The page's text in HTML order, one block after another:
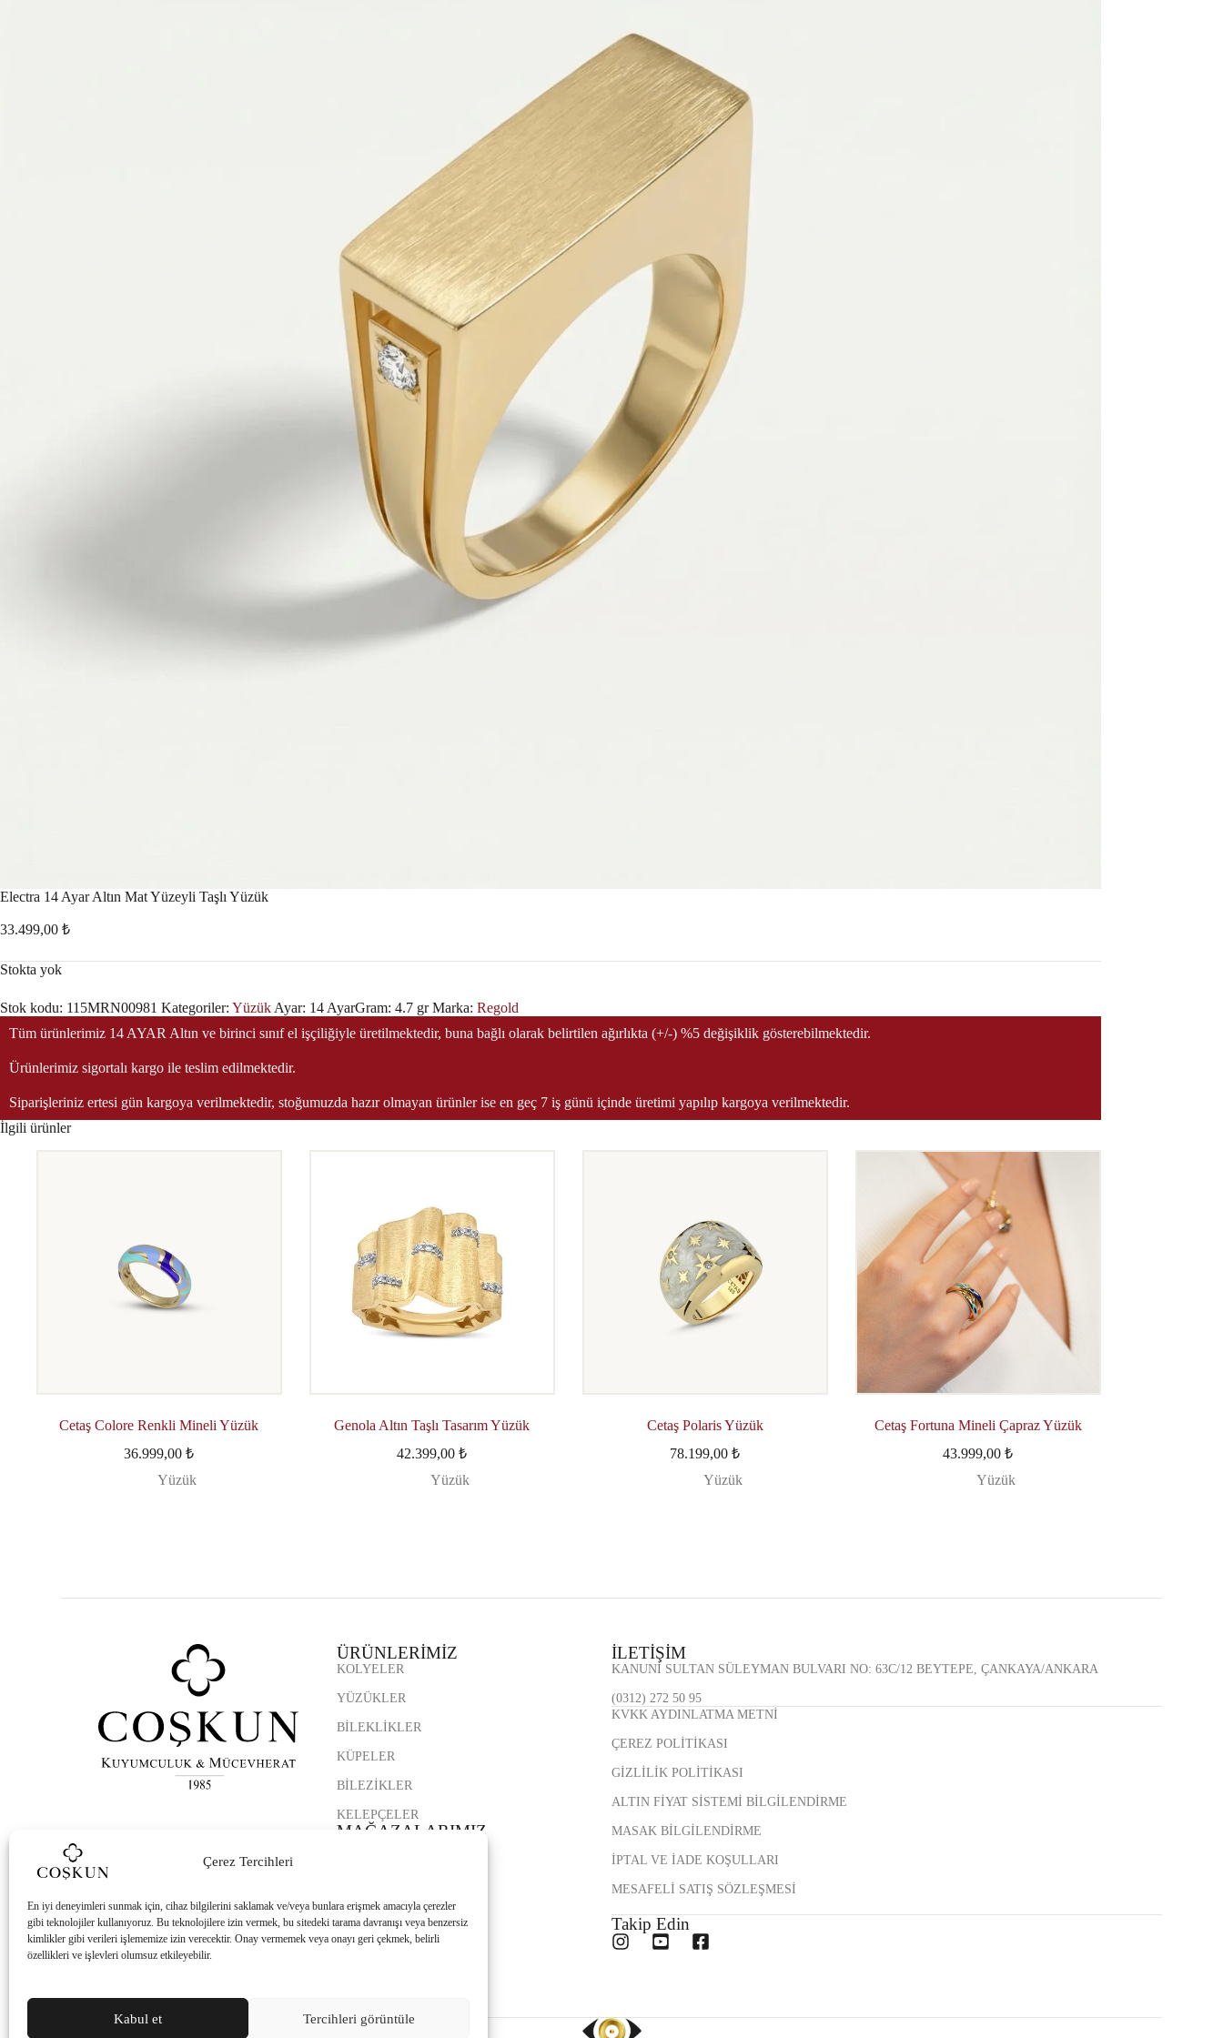
Çerez Tercihleri
En iyi deneyimleri sunmak için, cihaz bilgilerini saklamak ve/veya bunlara erişmek amacıyla çerezler
gibi teknolojiler kullanıyoruz. Bu teknolojilere izin vermek, bu sitedeki tarama davranışı veya benzersiz
kimlikler gibi verileri işlememize izin verecektir. Onay vermemek veya onayı geri çekmek, belirli
özellikleri ve işlevleri olumsuz etkileyebilir.
Kabul et Tercihleri görüntüle
Electra 14 Ayar Altın Mat Yüzeyli Taşlı Yüzük
33.499,00 ₺
Stokta yok
Stok kodu: 115MRN00981 Kategoriler: Yüzük Ayar: 14 AyarGram: 4.7 gr Marka: Regold
Tüm ürünlerimiz 14 AYAR Altın ve birinci sınıf el işçiliğiyle üretilmektedir, buna bağlı olarak belirtilen ağırlıkta (+/-) %5 değişiklik gösterebilmektedir.
Ürünlerimiz sigortalı kargo ile teslim edilmektedir.
Siparişleriniz ertesi gün kargoya verilmektedir, stoğumuzda hazır olmayan ürünler ise en geç 7 iş günü içinde üretimi yapılıp kargoya verilmektedir.
İlgili ürünler
Cetaş Colore Renkli Mineli Yüzük
36.999,00₺
Yüzük
Genola Altın Taşlı Tasarım Yüzük
42.399,00₺
Yüzük
Cetaş Polaris Yüzük
78.199,00₺
Yüzük
Cetaş Fortuna Mineli Çapraz Yüzük
43.999,00₺
Yüzük
ÜRÜNLERİMİZ
KOLYELER
YÜZÜKLER
BİLEKLİKLER
KÜPELER
BİLEZİKLER
KELEPÇELER
MAĞAZALARIMIZ
SİNCAN ŞUBE
TÜRKÖZÜ ŞUBE
İLETİŞİM
KANUNİ SULTAN SÜLEYMAN BULVARI NO: 63C/12 BEYTEPE, ÇANKAYA/ANKARA
(0312) 272 50 95
KVKK AYDINLATMA METNİ
ÇEREZ POLİTİKASI
GİZLİLİK POLİTİKASI
ALTIN FİYAT SİSTEMİ BİLGİLENDİRME
MASAK BİLGİLENDİRME
İPTAL VE İADE KOŞULLARI
MESAFELİ SATIŞ SÖZLEŞMESİ
Takip Edin